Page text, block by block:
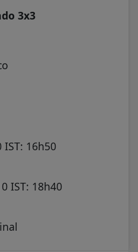
3x3
IST: 16h50
IST: 18h40